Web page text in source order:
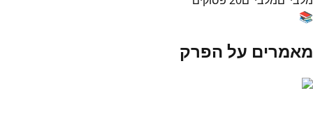
📚
מאמרים על הפרק